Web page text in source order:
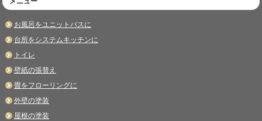
お風呂をユニットバスに
台所をシステムキッチンに
トイレ
壁紙の張替え
畳をフローリングに
外壁の塗装
屋根の塗装